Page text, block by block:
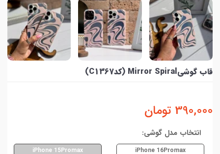
قاب گوشیMirror Spiral (کدC1367)
390,000 تومان
انتخاب مدل گوشی:
iPhone 16Promax
iPhone 15Promax